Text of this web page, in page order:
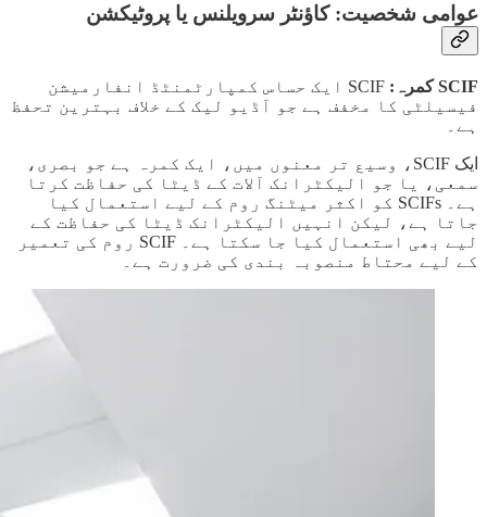
عوامی شخصیت: کاؤنٹر سرویلنس یا پروٹیکشن
SCIF کمرہ:
SCIF ایک حساس کمپارٹمنٹڈ انفارمیشن
فیسیلٹی کا مخفف ہے جو آڈیو لیک کے خلاف بہترین تحفظ
ہے۔
ایک SCIF، وسیع تر معنوں میں، ایک کمرہ ہے جو بصری،
سمعی، یا جو الیکٹرانک آلات کے ڈیٹا کی حفاظت کرتا
ہے۔ SCIFs کو اکثر میٹنگ روم کے لیے استعمال کیا
جاتا ہے، لیکن انہیں الیکٹرانک ڈیٹا کی حفاظت کے
لیے بھی استعمال کیا جا سکتا ہے۔ SCIF روم کی تعمیر
کے لیے محتاط منصوبہ بندی کی ضرورت ہے۔